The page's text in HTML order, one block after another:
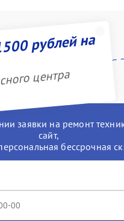
рублей на
центра
заявки на ремонт
сайт,
бессрочная